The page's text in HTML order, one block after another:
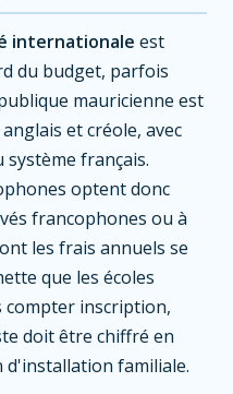
internationale est
du budget, parfois
mauricienne est
et créole, avec
français.
optent donc
francophones ou à
les frais annuels se
que les écoles
compter inscription,
doit être chiffré en
familiale.